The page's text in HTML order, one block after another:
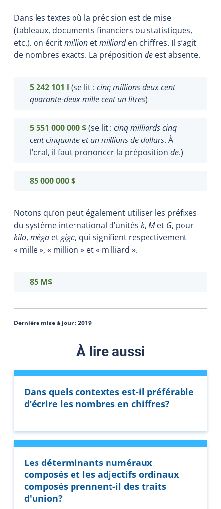
Dans les textes où la précision est de mise
(tableaux, documents financiers ou statistiques,
etc.), on écritmillion etmilliarden chiffres. Il s’agit
de nombres exacts. La préposition de est absente.
5 242 101 l (se lit : cinq millions deux cent
quarante-deux mille cent un litres)
5 551 000 000 $(se lit : cinq milliards cinq
cent cinquante et un millions de dollars. À
l’oral, il faut prononcer la préposition de.)
85 000 000 $
Notons qu’on peut également utiliser les préfixes
du système international d’unités k, Met G, pour
kilo, méga etgiga, qui signifient respectivement
« mille», « million » et « milliard ».
85 M$
Dernière mise à jour :2019
À lire aussi
Dans quels contextes est-il préférable
d’écrire les nombres en chiffres?
Les déterminants numéraux
composés et les adjectifs ordinaux
composés prennent-il des traits
d'union?